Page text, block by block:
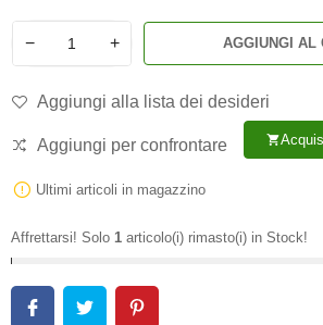
− + AGGIUNGI AL
Aggiungi alla lista dei desideri
Aggiungi per confrontare shopping_cart
Ultimi articoli in magazzino
Affrettarsi! Solo 1 articolo(i) rimasto(i) in Stock!